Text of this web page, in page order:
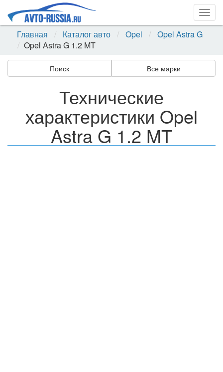
Главная
Каталог авто Opel
Opel Astra G
Opel Astra G 1.2 MT
Поиск Все марки
Технические
характеристики Opel
Astra G 1.2 MT